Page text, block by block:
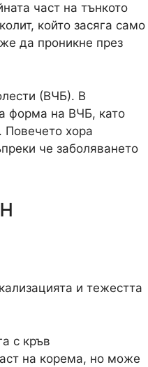
част на тънкото
който засяга само
да проникне през
(ВЧБ). В
форма на ВЧБ, като
Повечето хора
че заболяването
и тежестта
с кръв
на корема, но може